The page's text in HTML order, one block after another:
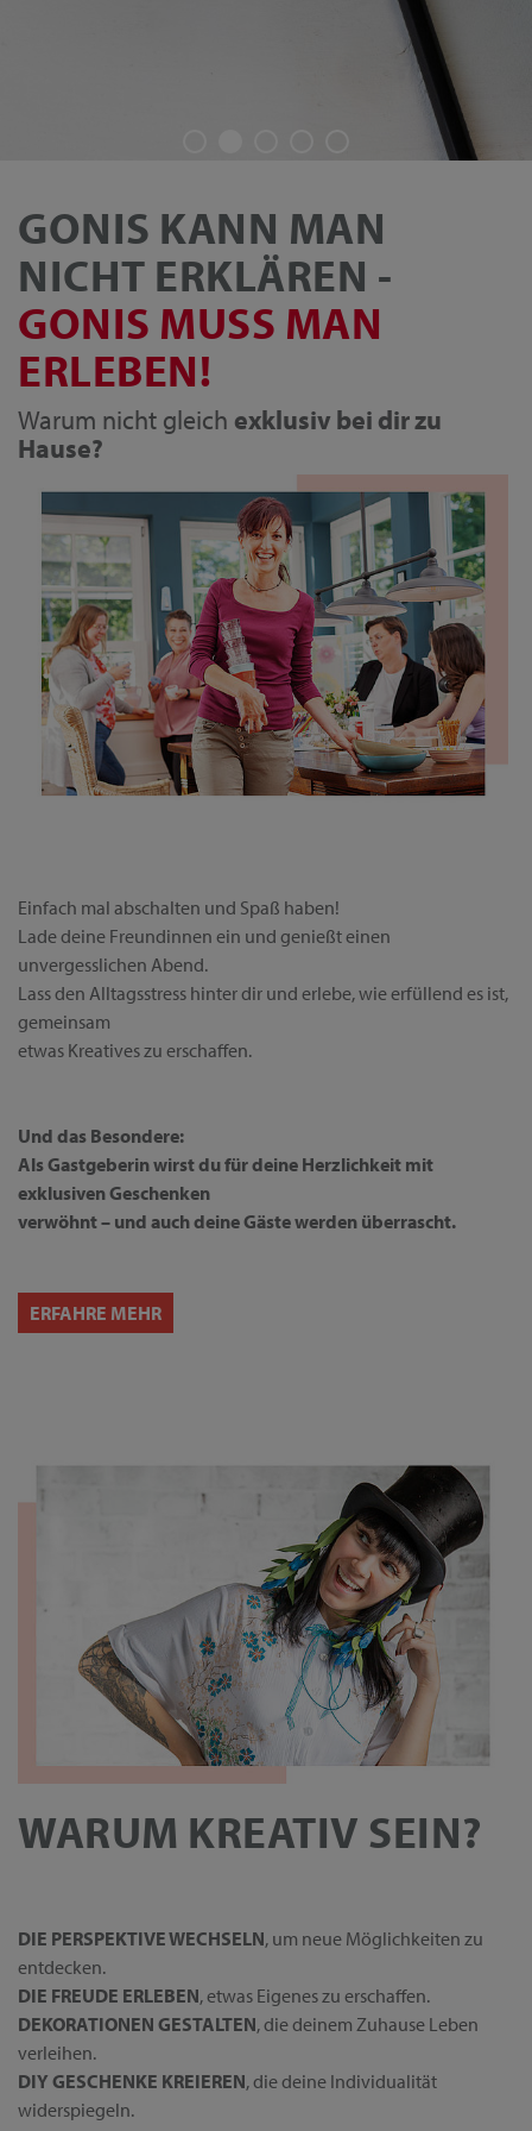
GONIS KANN MAN
NICHT ERKLÄREN -
GONIS MUSS MAN
ERLEBEN!
Warum nicht gleich exklusiv bei dir zu
Hause?
Einfach mal abschalten und Spaß haben!
Lade deine Freundinnen ein und genießt einen
unvergesslichen Abend.
Lass den Alltagsstress hinter dir und erlebe, wie erfüllend es ist,
gemeinsam
etwas Kreatives zu erschaffen.
Und das Besondere:
Als Gastgeberin wirst du für deine Herzlichkeit mit
exklusiven Geschenken
verwöhnt – und auch deine Gäste werden überrascht.
ERFAHRE MEHR
WARUM KREATIV SEIN?
DIE PERSPEKTIVE WECHSELN, um neue Möglichkeiten zu
entdecken.
DIE FREUDE ERLEBEN, etwas Eigenes zu erschaffen.
DEKORATIONEN GESTALTEN, die deinem Zuhause Leben
verleihen.
DIY GESCHENKE KREIEREN, die deine Individualität
widerspiegeln.